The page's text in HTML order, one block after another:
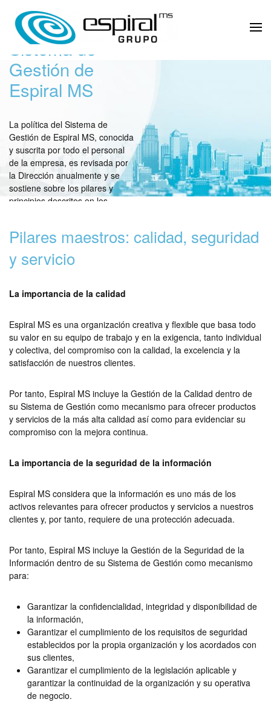
Política del
Sistema de
Gestión de
Espiral MS
La política del Sistema de
Gestión de Espiral MS, conocida
y suscrita por todo el personal
de la empresa, es revisada por
la Dirección anualmente y se
sostiene sobre los pilares y
principios descritos en los
Pilares maestros: calidad, seguridad
y servicio
La importancia de la calidad
Espiral MS es una organización creativa y flexible que basa todo
su valor en su equipo de trabajo y en la exigencia, tanto individual
y colectiva, del compromiso con la calidad, la excelencia y la
satisfacción de nuestros clientes.
Por tanto, Espiral MS incluye la Gestión de la Calidad dentro de
su Sistema de Gestión como mecanismo para ofrecer productos
y servicios de la más alta calidad así como para evidenciar su
compromiso con la mejora continua.
La importancia de la seguridad de la información
Espiral MS considera que la información es uno más de los
activos relevantes para ofrecer productos y servicios a nuestros
clientes y, por tanto, requiere de una protección adecuada.
Por tanto, Espiral MS incluye la Gestión de la Seguridad de la
Información dentro de su Sistema de Gestión como mecanismo
para:
Garantizar la confidencialidad, integridad y disponibilidad de
la información,
Garantizar el cumplimiento de los requisitos de seguridad
establecidos por la propia organización y los acordados con
sus clientes,
Garantizar el cumplimiento de la legislación aplicable y
garantizar la continuidad de la organización y su operativa
de negocio.